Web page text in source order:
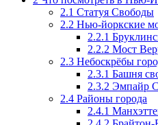
2.1 Статуя Свободы
2.2 Нью-йоркские
2.2.1
2.2.2 Мост
2.3 Небоскрёбы
2.3.1 Башня
2.3.2 Эмпайр
2.4 Районы города
2.4.1